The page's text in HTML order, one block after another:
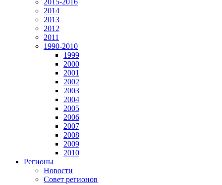
2015-2016
2014
2013
2012
2011
1990-2010
1999
2000
2001
2002
2003
2004
2005
2006
2007
2008
2009
2010
Регионы
Новости
Совет регионов